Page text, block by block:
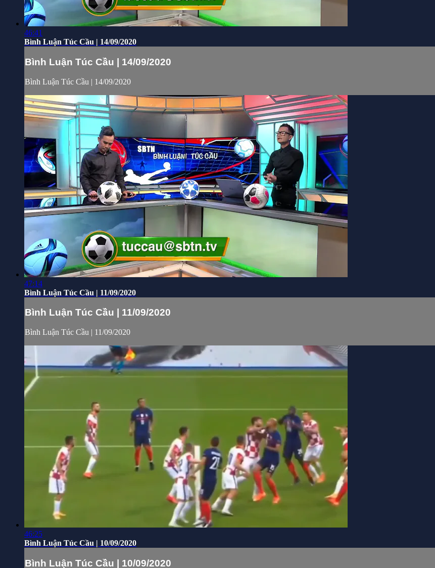
46:41
Bình Luận Túc Cầu | 14/09/2020
Bình Luận Túc Cầu | 14/09/2020
Bình Luận Túc Cầu | 14/09/2020
47:14
Bình Luận Túc Cầu | 11/09/2020
Bình Luận Túc Cầu | 11/09/2020
Bình Luận Túc Cầu | 11/09/2020
46:25
Bình Luận Túc Cầu | 10/09/2020
Bình Luận Túc Cầu | 10/09/2020